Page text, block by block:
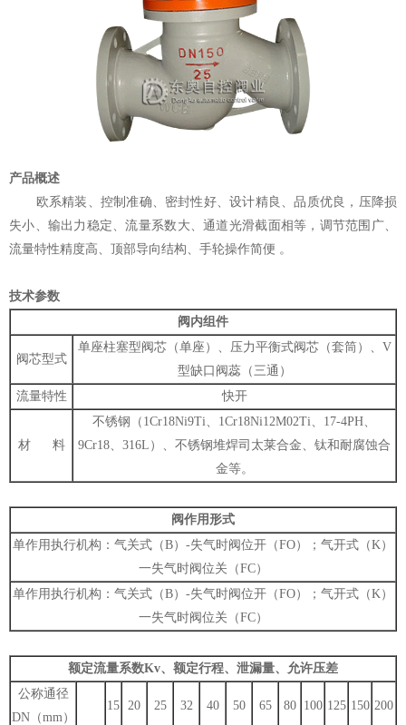
产品概述
欧系精装、控制准确、密封性好、设计精良、品质优良，压降损
失小、输出力稳定、流量系数大、通道光滑截面相等，调节范围广、
流量特性精度高、顶部导向结构、手轮操作简便 。
技术参数
阀内组件
阀芯型式
单座柱塞型阀芯（单座）、压力平衡式阀芯（套筒）、V
型缺口阀蕊（三通）
流量特性
快开
材 料
不锈钢（1Cr18Ni9Ti、1Cr18Ni12M02Ti、17-4PH、
9Cr18、316L）、不锈钢堆焊司太莱合金、钛和耐腐蚀合
金等。
阀作用形式
单作用执行机构：气关式（B）-失气时阀位开（FO）；气开式（K）
一失气时阀位关（FC）
单作用执行机构：气关式（B）-失气时阀位开（FO）；气开式（K）
一失气时阀位关（FC）
额定流量系数Kv、额定行程、泄漏量、允许压差
公称通径
DN（mm）
15 20 25 32 40 50 65 80 100 125 150 200